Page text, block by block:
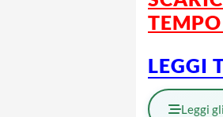
LEGGI
Leggi